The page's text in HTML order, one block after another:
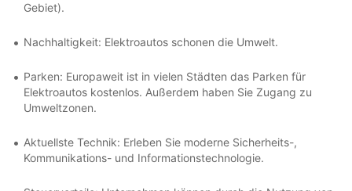
Gebiet).
Nachhaltigkeit: Elektroautos schonen die Umwelt.
Parken: Europaweit ist in vielen Städten das Parken für
Elektroautos kostenlos. Außerdem haben Sie Zugang zu
Umweltzonen.
Aktuellste Technik: Erleben Sie moderne Sicherheits-,
Kommunikations- und Informationstechnologie.